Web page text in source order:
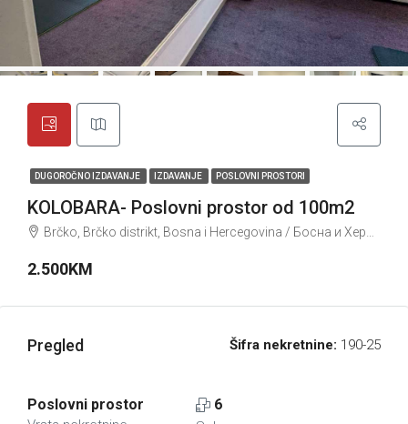
DUGOROČNO IZDAVANJE IZDAVANJE POSLOVNI PROSTORI
KOLOBARA- Poslovni prostor od 100m2
Brčko, Brčko distrikt, Bosna i Hercegovina / Босна и Херцеговина
2.500KM
Pregled Šifra nekretnine: 190-25
Poslovni prostor 6